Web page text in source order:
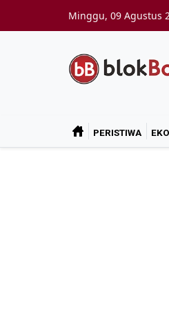
Minggu, 09 Agustus
PERISTIWA